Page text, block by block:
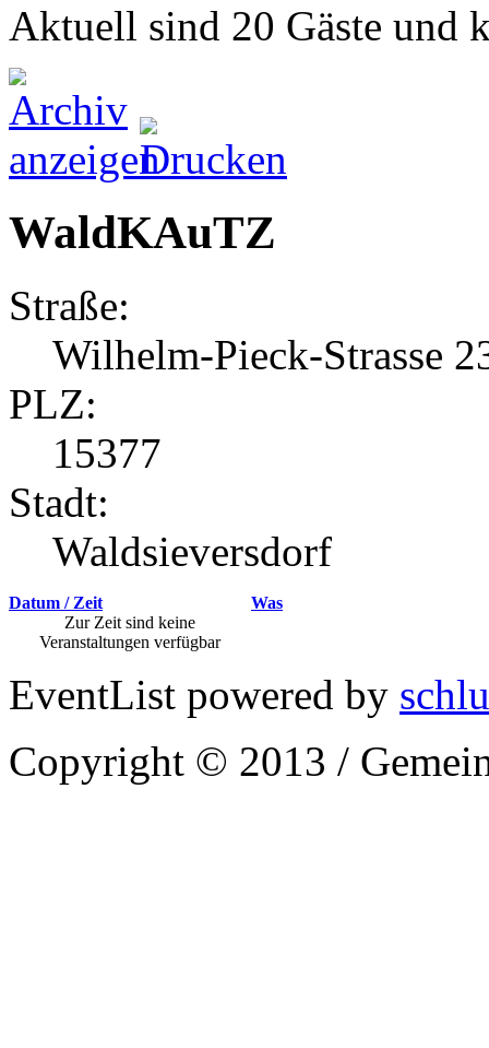
Aktuell sind 20 Gäste und
WaldKAuTZ
Straße:
Wilhelm-Pieck-Strasse
PLZ:
15377
Stadt:
Waldsieversdorf
Datum / Zeit
Was
Zur Zeit sind keine
Veranstaltungen verfügbar
EventList powered by
Copyright © 2013 /